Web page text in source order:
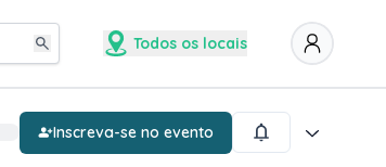
Todos os locais
Inscreva-se no evento